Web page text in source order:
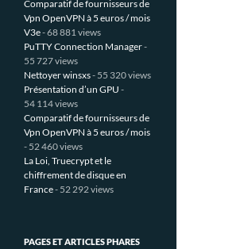
Comparatif de fournisseurs de
Vpn OpenVPN à 5 euros / mois
V3e- 68 881 views
PuTTY Connection Manager-
55 727 views
Nettoyer winsxs- 55 320 views
Présentation d’un GPU -
54 114 views
Comparatif de fournisseurs de
Vpn OpenVPN à 5 euros / mois
- 52 460 views
La Loi, Truecrypt et le
chiffrement de disque en
France- 52 292 views
PAGES ET ARTICLES PHARES